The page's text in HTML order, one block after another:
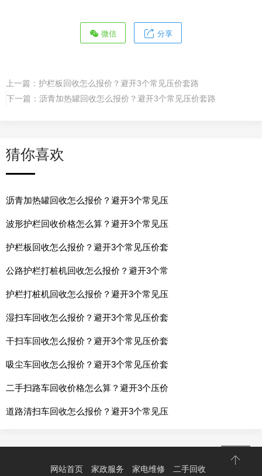
微信 分享
上一篇： 护栏板回收怎么报价？避开3个常见压价套路
下一篇： 沥青加热罐回收怎么报价？避开3个常见压价套路
猜你喜欢
沥青加热罐回收怎么报价？避开3个常见压
波形护栏回收价格怎么算？避开3个常见压
护栏板回收怎么报价？避开3个常见压价套
公路护栏打桩机回收怎么报价？避开3个常
护栏打桩机回收怎么报价？避开3个常见压
湿扫车回收怎么报价？避开3个常见压价套
干扫车回收怎么报价？避开3个常见压价套
吸尘车回收怎么报价？避开3个常见压价套
二手扫路车回收价格怎么算？避开3个压价
道路清扫车回收怎么报价？避开3个常见压
网站首页 家政服务 家电维修 二手回收